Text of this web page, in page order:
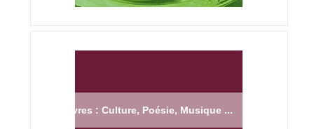
Livres : Culture, Poésie, Musique ...